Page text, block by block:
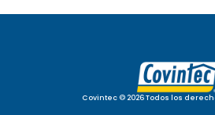
Covintec © 2026 Todos los